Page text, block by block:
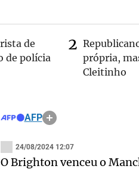
de
de polícia
própria,
Cleitinho
AFP
24/08/2024 12:07
O Brighton venceu o